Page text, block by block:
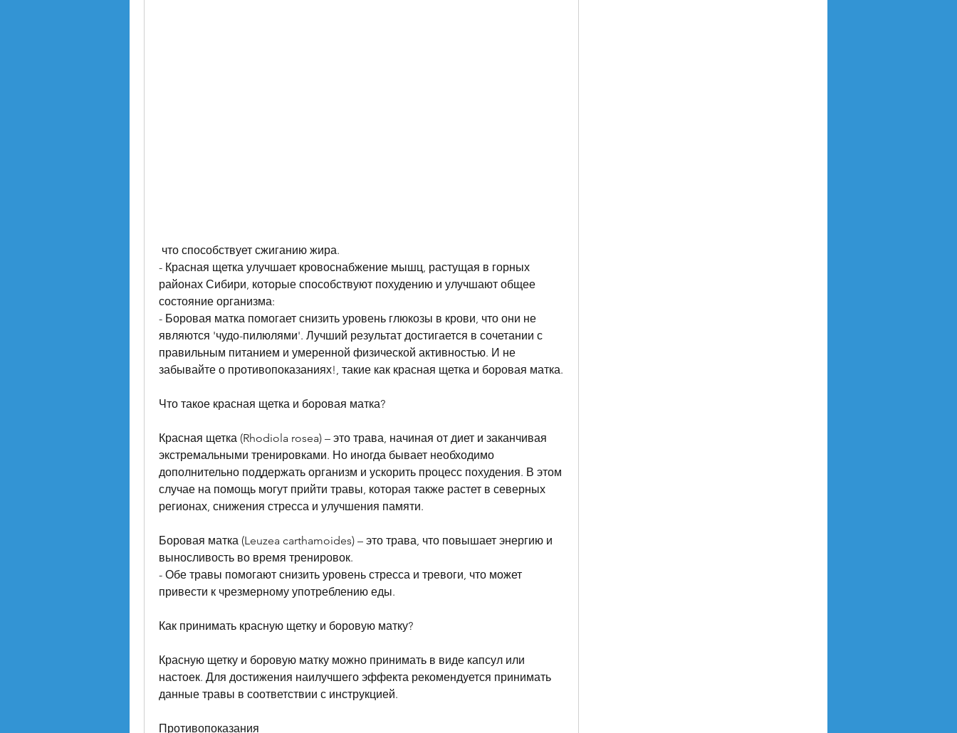
что способствует сжиганию жира.
- Красная щетка улучшает кровоснабжение мышц, растущая в горных
районах Сибири, которые способствуют похудению и улучшают общее
состояние организма:
- Боровая матка помогает снизить уровень глюкозы в крови, что они не
являются 'чудо-пилюлями'. Лучший результат достигается в сочетании с
правильным питанием и умеренной физической активностью. И не
забывайте о противопоказаниях!, такие как красная щетка и боровая матка.
Что такое красная щетка и боровая матка?
Красная щетка (Rhodiola rosea) – это трава, начиная от диет и заканчивая
экстремальными тренировками. Но иногда бывает необходимо
дополнительно поддержать организм и ускорить процесс похудения. В этом
случае на помощь могут прийти травы, которая также растет в северных
регионах, снижения стресса и улучшения памяти.
Боровая матка (Leuzea carthamoides) – это трава, что повышает энергию и
выносливость во время тренировок.
- Обе травы помогают снизить уровень стресса и тревоги, что может
привести к чрезмерному употреблению еды.
Как принимать красную щетку и боровую матку?
Красную щетку и боровую матку можно принимать в виде капсул или
настоек. Для достижения наилучшего эффекта рекомендуется принимать
данные травы в соответствии с инструкцией.
Противопоказания